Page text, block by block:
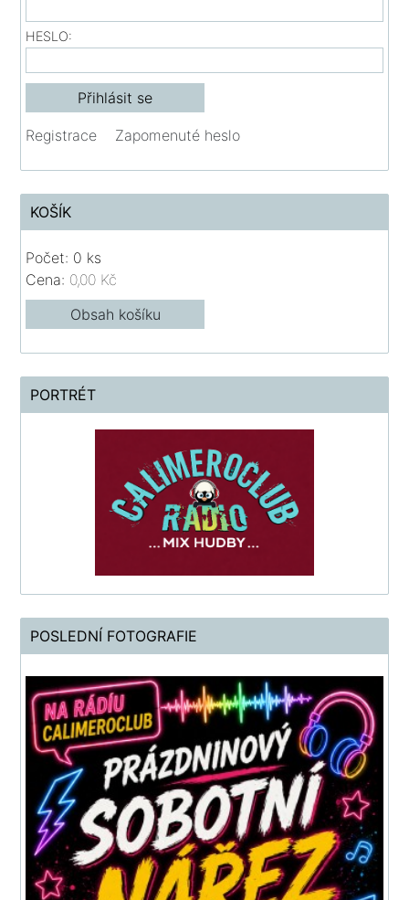
HESLO:
Registrace Zapomenuté heslo
KOŠÍK
Počet: 0 ks
Cena: 0,00 Kč
Obsah košíku
PORTRÉT
POSLEDNÍ FOTOGRAFIE